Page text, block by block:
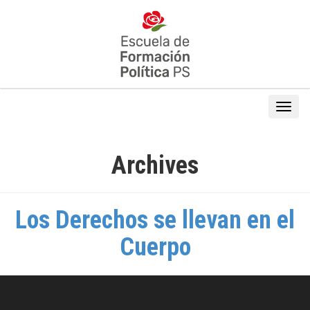
Archives
Los Derechos se llevan en el
Cuerpo